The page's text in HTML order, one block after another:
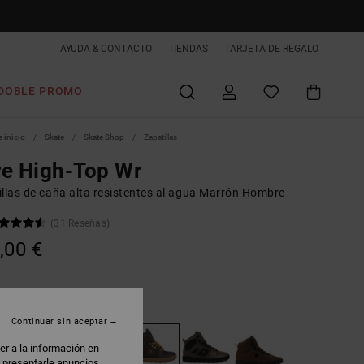
AYUDA & CONTACTO TIENDAS TARJETA DE REGALO
PROMO
inicio Skate Skate Shop Zapatillas
High-Top Wr
de caña alta resistentes al agua Marrón Hombre
(31 Reseñas)
€
a la información en
Continuar sin aceptar